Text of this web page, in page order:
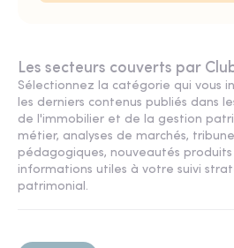
Les secteurs couverts par
Sélectionnez la catégorie qui vous
les derniers contenus publiés dans
de l'immobilier et de la gestion
métier, analyses de marchés,
pédagogiques, nouveautés produits
informations utiles à votre suivi
patrimonial.